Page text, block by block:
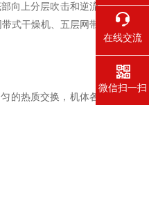
向上分层吹击和逆流
式干燥机、五层网带
的热质交换，机体各
在线交流
微信扫一扫